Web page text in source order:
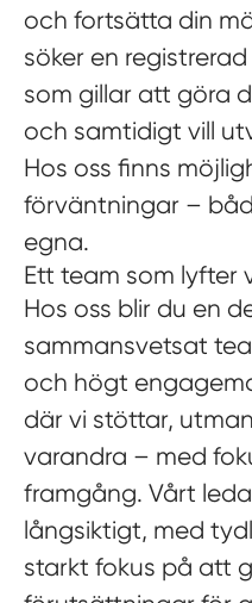
och fortsätta din
söker en
som gillar att göra
och samtidigt vill
Hos oss finns
förväntningar –
egna.
Ett team som lyfter
Hos oss blir du en
sammansvetsat
och högt
där vi stöttar,
varandra – med
framgång. Vårt
långsiktigt, med
starkt fokus på att